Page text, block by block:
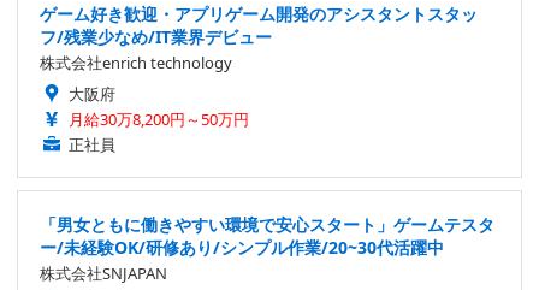
ゲーム好き歓迎・アプリゲーム開発のアシスタントスタッ
フ/残業少なめ/IT業界デビュー
株式会社enrich technology
大阪府
月給30万8,200円～50万円
正社員
「男女ともに働きやすい環境で安心スタート」ゲームテスタ
ー/未経験OK/研修あり/シンプル作業/20~30代活躍中
株式会社SNJAPAN